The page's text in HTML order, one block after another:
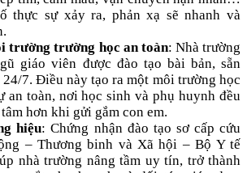
thực sự xảy ra, phản xạ sẽ nhanh và
trường trường học an toàn: Nhà trường
giáo viên được đào tạo bài bản, sẵn
24/7. Điều này tạo ra một môi trường học
an toàn, nơi học sinh và phụ huynh đều
hơn khi gửi gắm con em.
hiệu: Chứng nhận đào tạo sơ cấp cứu
– Thương binh và Xã hội – Bộ Y tế
nhà trường nâng tầm uy tín, trở thành